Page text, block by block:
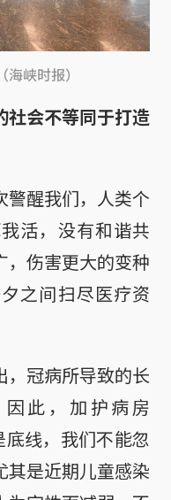
峡时报）
会不等同于打造
警醒我们，人类个
活，没有和谐共
，伤害更大的变种
之间扫尽医疗资
，冠病所导致的长
此，加护病房
底线，我们不能忽
其是近期儿童感染